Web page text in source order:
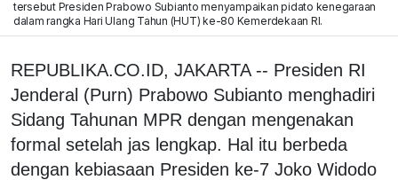
tersebut Presiden Prabowo Subianto menyampaikan pidato kenegaraan
dalam rangka Hari Ulang Tahun (HUT) ke-80 Kemerdekaan RI.
REPUBLIKA.CO.ID, JAKARTA -- Presiden RI
Jenderal (Purn) Prabowo Subianto menghadiri
Sidang Tahunan MPR dengan mengenakan
formal setelah jas lengkap. Hal itu berbeda
dengan kebiasaan Presiden ke-7 Joko Widodo